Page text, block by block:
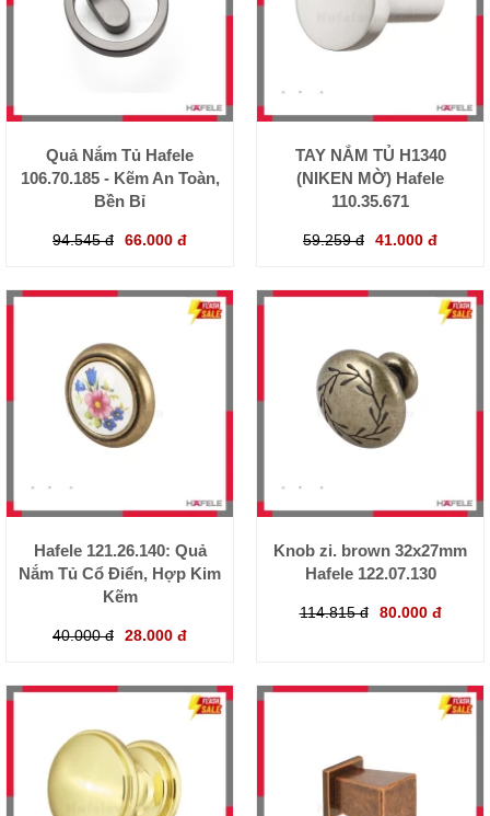
Quả Nắm Tủ Hafele
106.70.185 - Kẽm An Toàn,
Bền Bỉ
94.545 đ 66.000 đ
TAY NẮM TỦ H1340
(NIKEN MỜ) Hafele
110.35.671
59.259 đ 41.000 đ
Hafele 121.26.140: Quả
Nắm Tủ Cổ Điển, Hợp Kim
Kẽm
40.000 đ 28.000 đ
Knob zi. brown 32x27mm
Hafele 122.07.130
114.815 đ 80.000 đ